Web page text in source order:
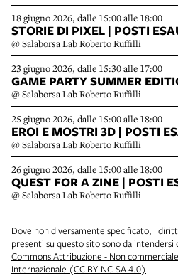
18 giugno 2026, dalle 15:00 alle 18:00
STORIE DI PIXEL | POSTI
@ Salaborsa Lab Roberto Ruffilli
23 giugno 2026, dalle 15:30 alle 17:00
GAME PARTY SUMMER
@ Salaborsa Lab Roberto Ruffilli
25 giugno 2026, dalle 15:00 alle 18:00
EROI E MOSTRI 3D | POSTI
@ Salaborsa Lab Roberto Ruffilli
26 giugno 2026, dalle 15:00 alle 18:00
QUEST FOR A ZINE | POSTI
@ Salaborsa Lab Roberto Ruffilli
Dove non diversamente specificato, i
presenti su questo sito sono da
Commons Attribuzione - Non
Internazionale (CC BY-NC-SA 4.0)